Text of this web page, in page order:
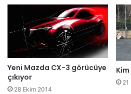
Yeni Mazda CX-3 görücüye
çıkıyor
28 Ekim 2014
21